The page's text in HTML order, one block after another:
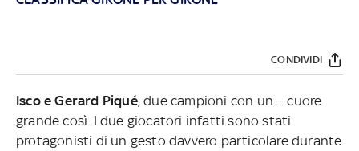
CONDIVIDI
Isco e Gerard Piqué, due campioni con un… cuore
grande così. I due giocatori infatti sono stati
protagonisti di un gesto davvero particolare durante